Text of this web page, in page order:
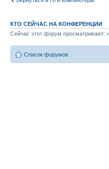
КТО СЕЙЧАС НА КОНФЕРЕНЦИИ
Сейчас этот форум просматривают:
Список форумов